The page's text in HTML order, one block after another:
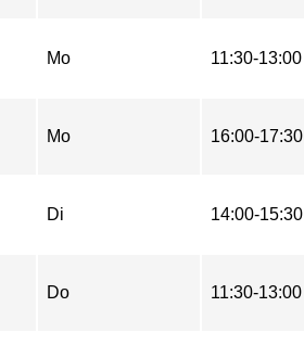
Mo 11:30-13:00
Mo 16:00-17:30
Di 14:00-15:30
Do 11:30-13:00